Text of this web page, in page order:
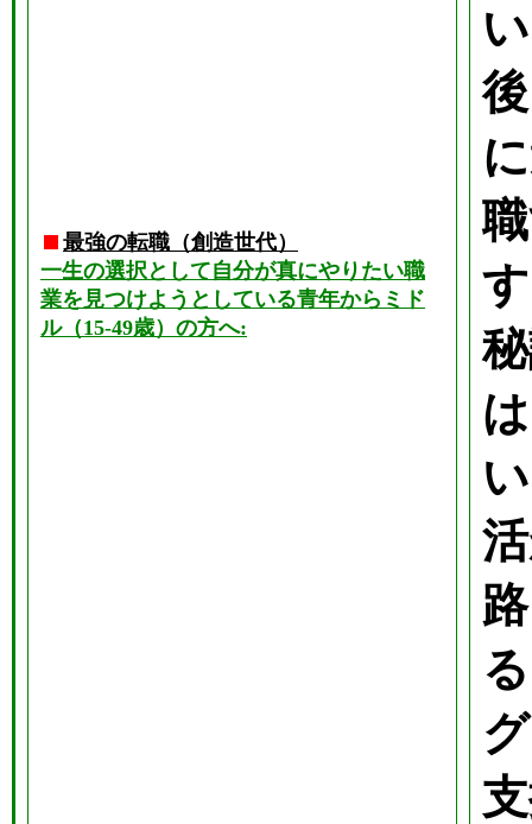
最強の転職（創造世代）
一生の選択として自分が真にやりたい職
業を見つけようとしている青年からミド
ル（15-49歳）の方へ: